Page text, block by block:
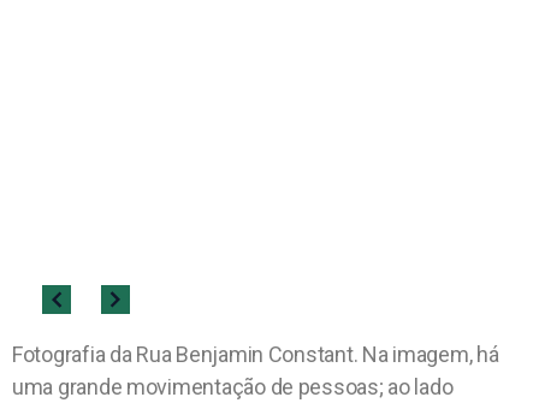
Fotografia da Rua Benjamin Constant. Na imagem, há
uma grande movimentação de pessoas; ao lado